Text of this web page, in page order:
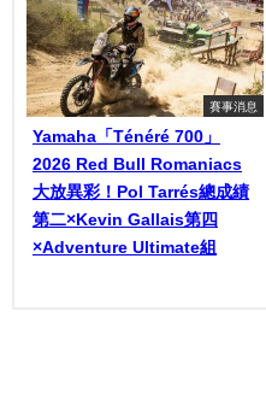
賽事消息
Yamaha「Ténéré 700」
2026 Red Bull Romaniacs
大放異彩！Pol Tarrés總成績
第二×Kevin Gallais第四
×Adventure Ultimate組